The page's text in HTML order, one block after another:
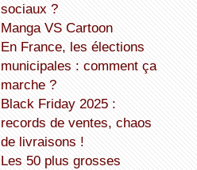
sociaux ?
Manga VS Cartoon
En France, les élections
municipales : comment ça
marche ?
Black Friday 2025 :
records de ventes, chaos
de livraisons !
Les 50 plus grosses